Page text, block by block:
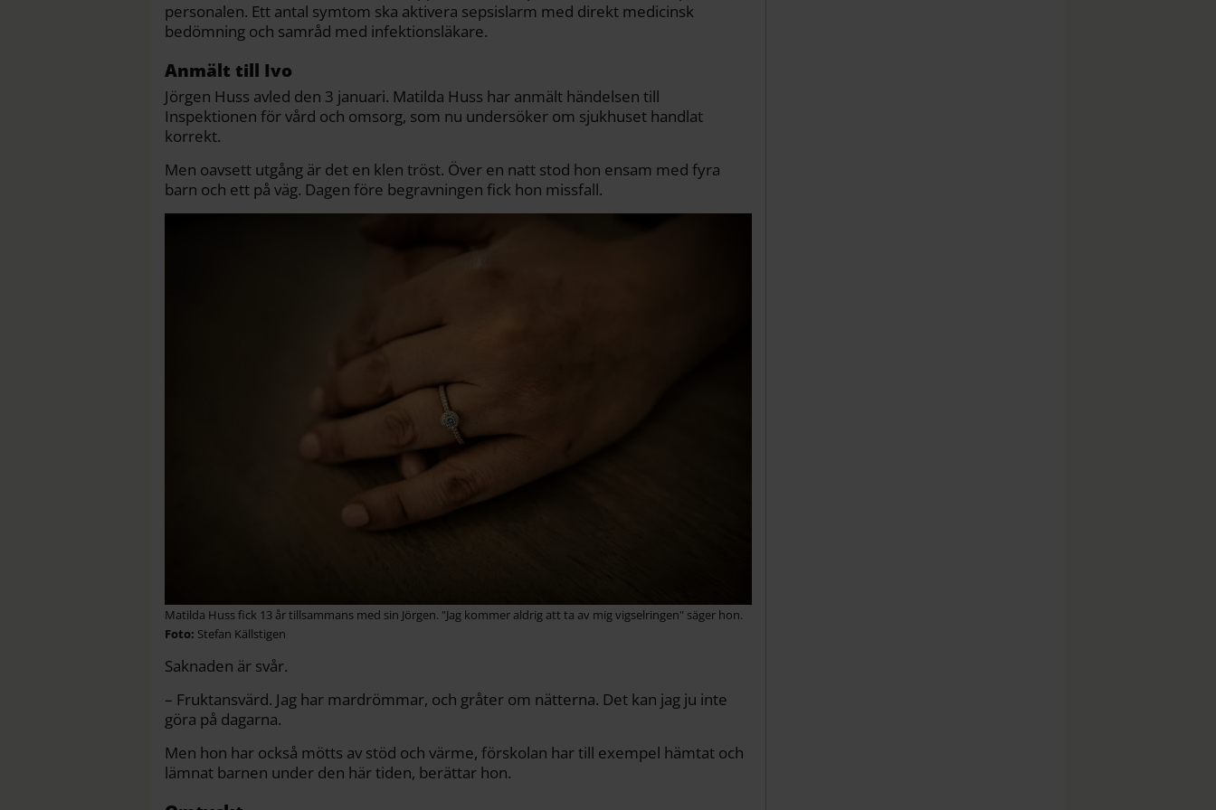
personalen. Ett antal symtom ska aktivera sepsislarm med direkt medicinsk
bedömning och samråd med infektionsläkare.
Anmält till Ivo
Jörgen Huss avled den 3 januari. Matilda Huss har anmält händelsen till
Inspektionen för vård och omsorg, som nu undersöker om sjukhuset handlat
korrekt.
Men oavsett utgång är det en klen tröst. Över en natt stod hon ensam med fyra
barn och ett på väg. Dagen före begravningen fick hon missfall.
Matilda Huss fick 13 år tillsammans med sin Jörgen. "Jag kommer aldrig att ta av mig vigselringen" säger hon.
Stefan Källstigen
Saknaden är svår.
– Fruktansvärd. Jag har mardrömmar, och gråter om nätterna. Det kan jag ju inte
göra på dagarna.
Men hon har också mötts av stöd och värme, förskolan har till exempel hämtat och
lämnat barnen under den här tiden, berättar hon.